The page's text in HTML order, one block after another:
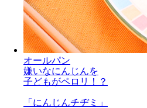
オールパン
嫌いなにんじんを
子どもがペロリ！？
「にんじんチヂミ」